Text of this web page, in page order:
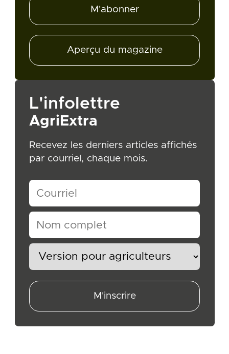
M'abonner
Aperçu du magazine
L'infolettre
AgriExtra
Recevez les derniers articles affichés
par courriel, chaque mois.
M'inscrire